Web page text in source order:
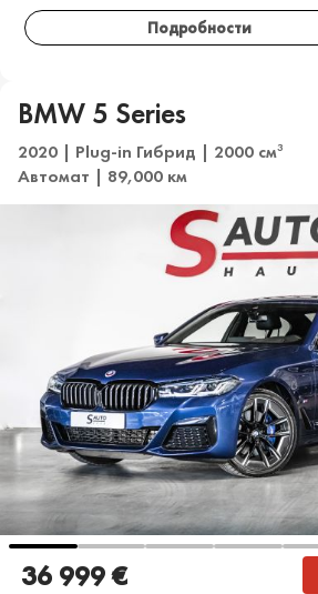
Подробности
BMW 5 Series
2020 | Plug-in Гибрид | 2000 см3
Автомат | 89,000 км
36 999 €